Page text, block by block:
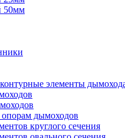
50мм
элементы
дымоходов
круглого сечения